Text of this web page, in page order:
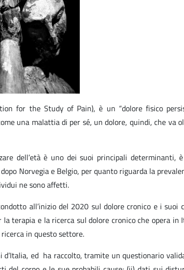
for the Study of Pain), è un “dolore fisico
una malattia di per sé, un dolore, quindi, che va
dell’età è uno dei suoi principali
Norvegia e Belgio, per quanto riguarda la
ne sono affetti.
all’inizio del 2020 sul dolore cronico e i
terapia e la ricerca sul dolore cronico che opera
in questo settore.
ed ha raccolto, tramite un questionario